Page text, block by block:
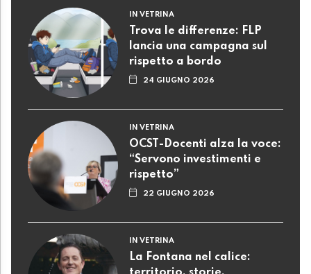
IN VETRINA
Trova le differenze: FLP
lancia una campagna sul
rispetto a bordo
24 GIUGNO 2026
IN VETRINA
OCST-Docenti alza la voce:
“Servono investimenti e
rispetto”
22 GIUGNO 2026
IN VETRINA
La Fontana nel calice: